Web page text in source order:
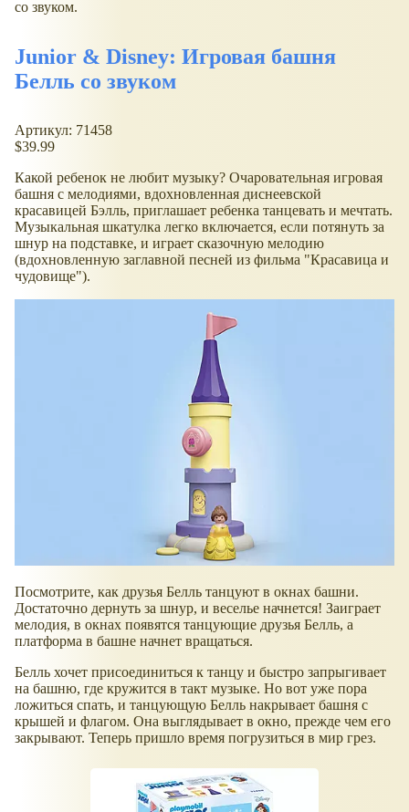
со звуком.
Junior & Disney: Игровая башня
Белль со звуком
Артикул: 71458
$39.99
Какой ребенок не любит музыку? Очаровательная игровая
башня с мелодиями, вдохновленная диснеевской
красавицей Бэлль, приглашает ребенка танцевать и мечтать.
Музыкальная шкатулка легко включается, если потянуть за
шнур на подставке, и играет сказочную мелодию
(вдохновленную заглавной песней из фильма "Красавица и
чудовище").
Посмотрите, как друзья Белль танцуют в окнах башни.
Достаточно дернуть за шнур, и веселье начнется! Заиграет
мелодия, в окнах появятся танцующие друзья Белль, а
платформа в башне начнет вращаться.
Белль хочет присоединиться к танцу и быстро запрыгивает
на башню, где кружится в такт музыке. Но вот уже пора
ложиться спать, и танцующую Белль накрывает башня с
крышей и флагом. Она выглядывает в окно, прежде чем его
закрывают. Теперь пришло время погрузиться в мир грез.